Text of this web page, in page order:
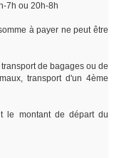
7h ou 20h-8h
à payer ne peut être
de bagages ou de
transport d'un 4ème
le montant de départ du